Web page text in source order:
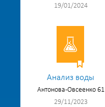
19/01/2024
Анализ воды
Антонова-Овсеенко 61
29/11/2023